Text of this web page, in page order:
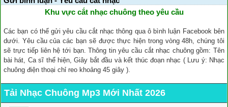
Khu vực cắt nhạc chuông theo yêu cầu
Các bạn có thể gửi yêu cầu cắt nhạc thông qua ô bình luận Facebook bên
dưới. Yêu cầu của các bạn sẽ được thực hiện trong vòng 48h, chúng tôi
sẽ trực tiếp liên hệ tới bạn. Thông tin yêu cầu cắt nhạc chuông gồm: Tên
bài hát, Ca sĩ thể hiện, Giây bắt đầu và kết thúc đoạn nhạc ( Lưu ý: Nhạc
chuông điện thoại chỉ reo khoảng 45 giây ).
Tải Nhạc Chuông Mp3 Mới Nhất 2026